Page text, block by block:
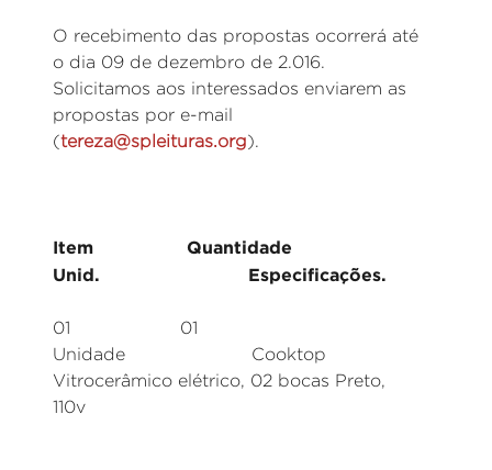
O recebimento das propostas ocorrerá até
o dia 09 de dezembro de 2.016.
Solicitamos aos interessados enviarem as
propostas por e-mail
(tereza@spleituras.org).
Item Quantidade
Unid. Especificações.
01 01
Unidade Cooktop
Vitrocerâmico elétrico, 02 bocas Preto,
110v